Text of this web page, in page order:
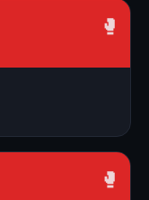
🥊
🥊